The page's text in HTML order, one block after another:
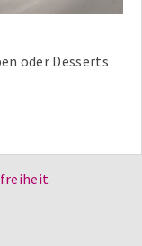
oder Desserts